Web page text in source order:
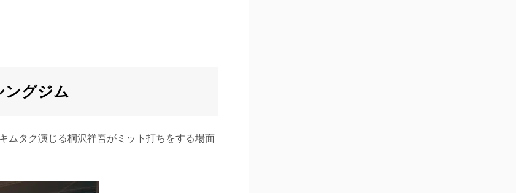
ングジム
ムタク演じる桐沢祥吾がミット打ちをする場面